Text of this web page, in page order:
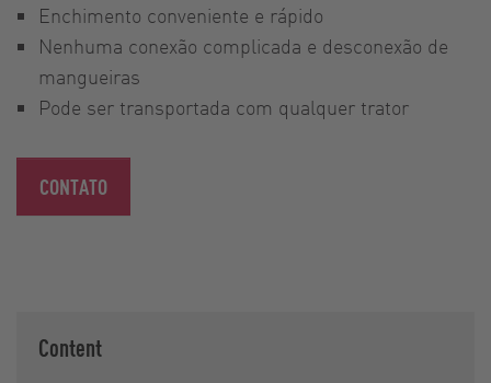
Enchimento conveniente e rápido
Nenhuma conexão complicada e desconexão de
mangueiras
Pode ser transportada com qualquer trator
CONTATO
Content